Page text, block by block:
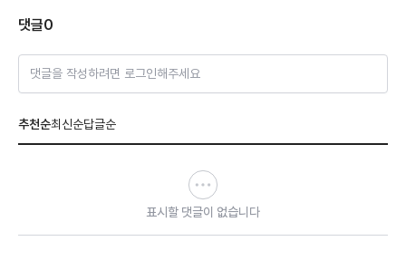
댓글0
댓글을 작성하려면 로그인해주세요
추천순최신순답글순
표시할 댓글이 없습니다